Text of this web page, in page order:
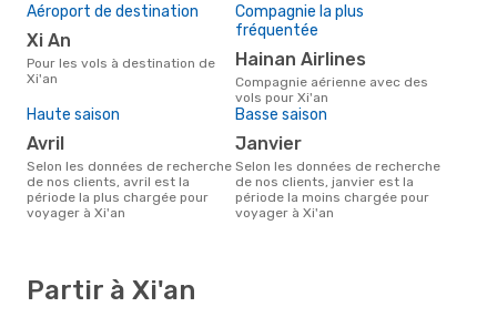
Aéroport de destination
Xi An
Pour les vols à destination de
Xi'an
Compagnie la plus
fréquentée
Hainan Airlines
Compagnie aérienne avec des
vols pour Xi'an
Haute saison
avril
Selon les données de recherche
de nos clients, avril est la
période la plus chargée pour
voyager à Xi'an
Basse saison
janvier
Selon les données de recherche
de nos clients, janvier est la
période la moins chargée pour
voyager à Xi'an
Partir à Xi'an